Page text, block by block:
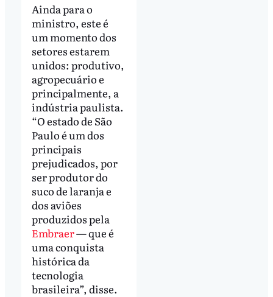
Ainda para o
ministro, este é
um momento dos
setores estarem
unidos: produtivo,
agropecuário e
principalmente, a
indústria paulista.
“O estado de São
Paulo é um dos
principais
prejudicados, por
ser produtor do
suco de laranja e
dos aviões
produzidos pela
Embraer— que é
uma conquista
histórica da
tecnologia
brasileira”, disse.